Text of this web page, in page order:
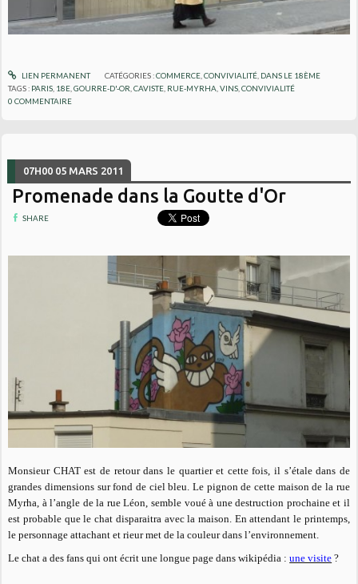
LIEN PERMANENT CATÉGORIES :COMMERCE, CONVIVIALITÉ, DANS LE 18ÈME
TAGS : PARIS 18E ,GOURRE-D'-OR ,CAVISTE RUE-MYRHA ,VINS ,CONVIVIALITÉ
0 COMMENTAIRE
07H00 05 MARS 2011
Promenade dans la Goutte d'Or
SHARE
Monsieur CHAT est de retour dans le quartier et cette fois, il s’étale dans de
grandes dimensions sur fond de ciel bleu. Le pignon de cette maison de la rue
Myrha, à l’angle de la rue Léon, semble voué à une destruction prochaine et il
est probable que le chat disparaitra avec la maison. En attendant le printemps,
le personnage attachant et rieur met de la couleur dans l’environnement.
Le chat a des fans qui ont écrit une longue page dans wikipédia :une visite ?